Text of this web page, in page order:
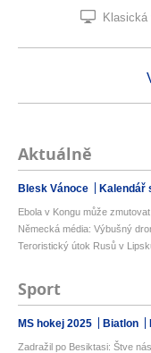
Klasická
Aktuálně
Blesk Vánoce Kalendář
Ebola v Kongu může
Německá média: Výbušný
Teroristický útok Rusů v
Sport
MS hokej 2025 Biatlon
Zadražil po Besiktasi: Štve